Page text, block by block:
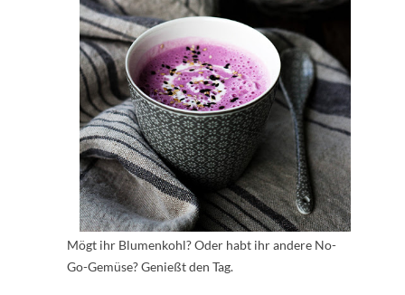
Mögt ihr Blumenkohl? Oder habt ihr andere No-
Go-Gemüse? Genießt den Tag.